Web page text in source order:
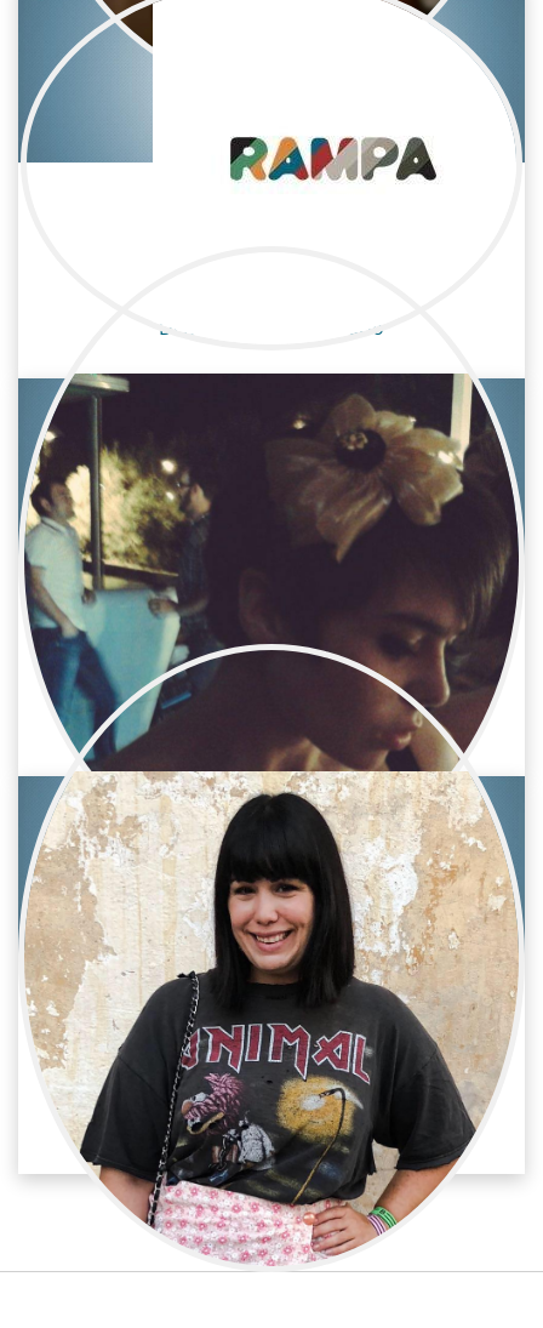
Diseñadora de vestuario
Helena Alba Valdés
Cine / Estilista/Vestuario
Diseñadora de vestuario
María Alemán Cabañero
Cine / Estilista/Vestuario
Diseñadora de vestuario